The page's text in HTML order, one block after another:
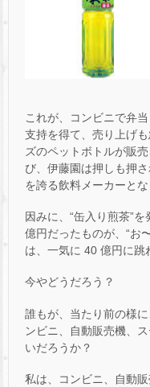
これが、コンビニで弁
支持を得て、売り上げ
ズのペットボトルが販
び、伊藤園は押しも押
を誇る飲料メーカーとな
因みに、“缶入り煎茶”
億円だったものが、“お
は、一気に 40 億円に跳
今やどうだろう？
誰もが、当たり前の様
ンビニ、自動販売機、
いだろうか？
私は、コンビニ、自動